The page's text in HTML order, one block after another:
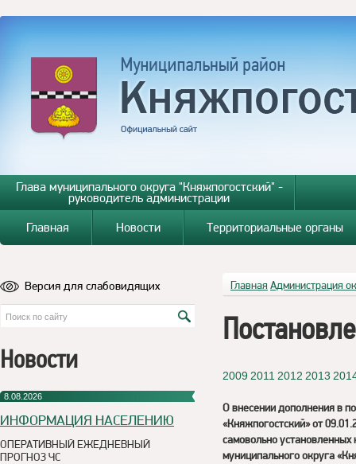
Глава муниципального округа "Княжпогостский" -
руководитель администрации
Главная
Новости Территориальные органы
Версия для слабовидящих
Новости
8.08.2026
ИНФОРМАЦИЯ НАСЕЛЕНИЮ
ОПЕРАТИВНЫЙ ЕЖЕДНЕВНЫЙ
ПРОГНОЗ ЧС
Главная Администрация
2009 2011 2012 2013
О внесении дополнения в
«Княжпогостский» от
самовольно установленных
муниципального округа